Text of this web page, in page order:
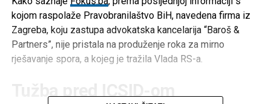
kojom raspolaže Pravobranilaštvo BiH, navedena firma iz
Zagreba, koju zastupa advokatska kancelarija “Baroš &
Partners”, nije pristala na produženje roka za mirno
rješavanje spora, a kojeg je tražila Vlada RS-a.
Tužba pred ICSID-om